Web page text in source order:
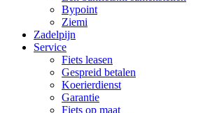
Bypoint
Ziemi
Zadelpijn
Service
Fiets leasen
Gespreid betalen
Koerierdienst
Garantie
Fiets op maat